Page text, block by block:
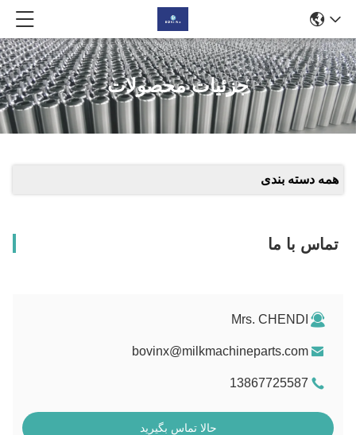
جزئیات محصولات
همه دسته بندی
تماس با ما
Mrs. CHENDI
bovinx@milkmachineparts.com
13867725587
حالا تماس بگیرید